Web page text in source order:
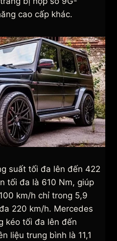
cao cấp khác.
suất tối đa lên đến 422
tối đa là 610 Nm, giúp
km/h chỉ trong 5,9
220 km/h. Mercedes
kéo tối đa lên đến
liệu trung bình là 11,1